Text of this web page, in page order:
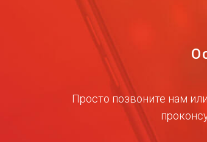
Просто позвоните нам